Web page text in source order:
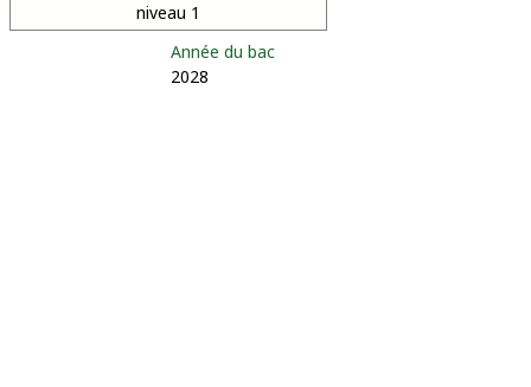
niveau 1
Année du bac
2028